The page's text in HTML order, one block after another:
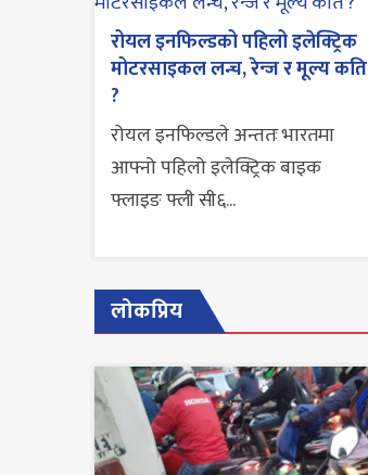
रोयल इनफिल्डको पहिलो इलेक्ट्रिक
मोटरसाइकल लन्च, रेन्ज र मूल्य कति
?
रोयल इनफिल्डले अन्ततः भारतमा
आफ्नो पहिलो इलेक्ट्रिक बाइक
फ्लाइङ फ्ली सी६...
लोकप्रिय